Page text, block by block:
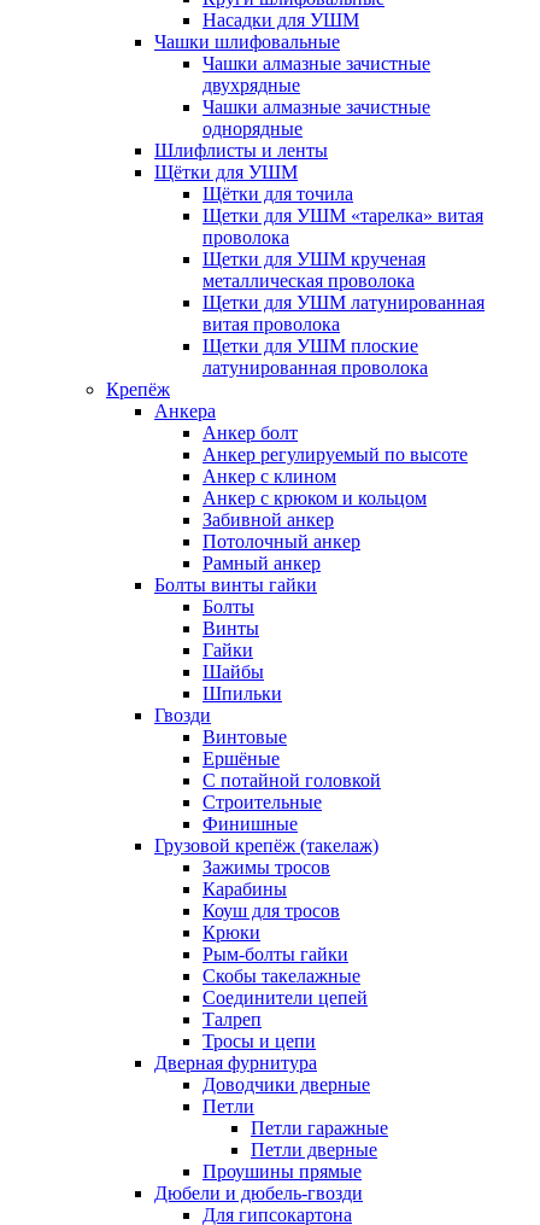
Насадки для УШМ
Чашки шлифовальные
Чашки алмазные зачистные
двухрядные
Чашки алмазные зачистные
однорядные
Шлифлисты и ленты
Щётки для УШМ
Щётки для точила
Щетки для УШМ «тарелка» витая
проволока
Щетки для УШМ крученая
металлическая проволока
Щетки для УШМ латунированная
витая проволока
Щетки для УШМ плоские
латунированная проволока
Крепёж
Анкера
Анкер болт
Анкер регулируемый по высоте
Анкер с клином
Анкер с крюком и кольцом
Забивной анкер
Потолочный анкер
Рамный анкер
Болты винты гайки
Болты
Винты
Гайки
Шайбы
Шпильки
Гвозди
Винтовые
Ершёные
С потайной головкой
Строительные
Финишные
Грузовой крепёж (такелаж)
Зажимы тросов
Карабины
Коуш для тросов
Крюки
Рым-болты гайки
Скобы такелажные
Соединители цепей
Талреп
Тросы и цепи
Дверная фурнитура
Доводчики дверные
Петли
Петли гаражные
Петли дверные
Проушины прямые
Дюбели и дюбель-гвозди
Для гипсокартона